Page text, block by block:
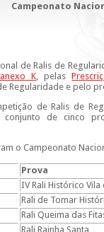
Campeonato
de Ralis de
anexo K, pelas
Regularidade e pelo
de Ralis de
de cinco
o Campeonato
Prova
IV Rali Histórico Vila
Rali de Tomar
Rali Queima das
Rali Rainha Santa